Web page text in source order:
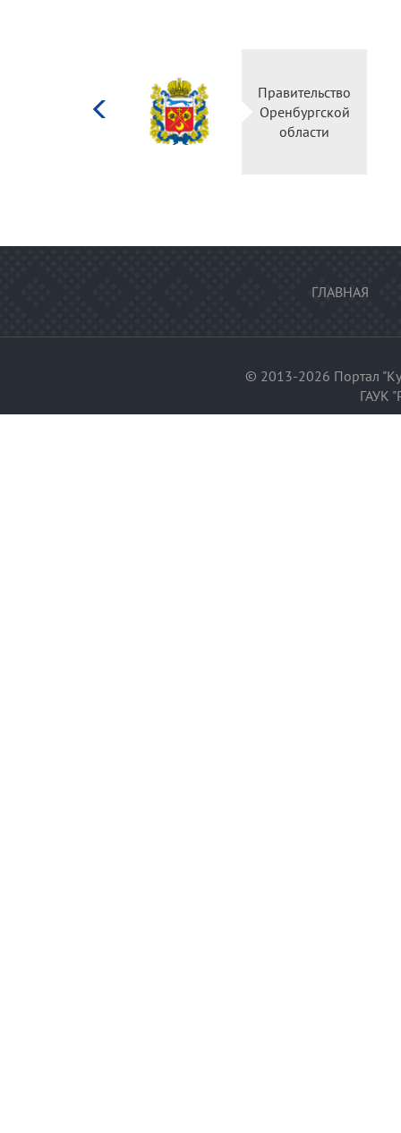
Правительство
Оренбургской
области
ГЛАВНАЯ
© 2013-2026 Портал
ГАУК